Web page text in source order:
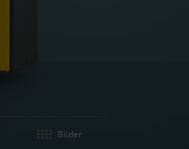
Bilder